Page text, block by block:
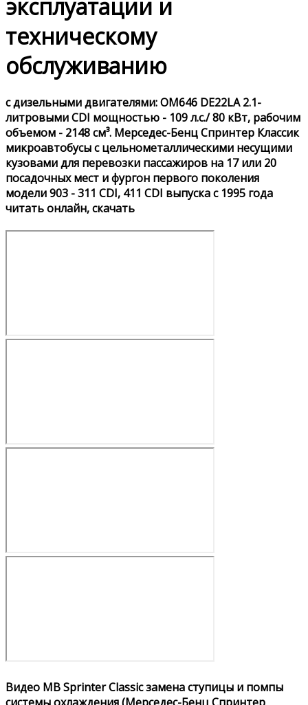
эксплуатации и
техническому
обслуживанию
с дизельными двигателями: OM646 DE22LA 2.1-
литровыми CDI мощностью - 109 л.с./ 80 кВт, рабочим
объемом - 2148 см³. Мерседес-Бенц Спринтер Классик
микроавтобусы с цельнометаллическими несущими
кузовами для перевозки пассажиров на 17 или 20
посадочных мест и фургон первого поколения
модели 903 - 311 CDI, 411 CDI выпуска с 1995 года
читать онлайн, скачать
Видео MB Sprinter Classic замена ступицы и помпы